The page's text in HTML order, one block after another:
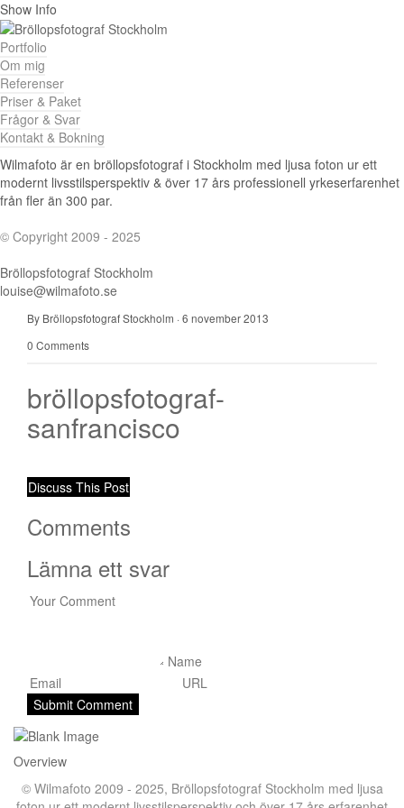
Show Info
Portfolio
Om mig
Referenser
Priser & Paket
Frågor & Svar
Kontakt & Bokning
Wilmafoto är en bröllopsfotograf i Stockholm med ljusa foton ur ett
modernt livsstilsperspektiv & över 17 års professionell yrkeserfarenhet
från fler än 300 par.
© Copyright 2009 - 2025
Bröllopsfotograf Stockholm
louise@wilmafoto.se
By Bröllopsfotograf Stockholm ·6 november 2013
0 Comments
bröllopsfotograf-
sanfrancisco
Discuss This Post
Comments
Lämna ett svar
Overview
© Wilmafoto 2009 - 2025, Bröllopsfotograf Stockholm med ljusa